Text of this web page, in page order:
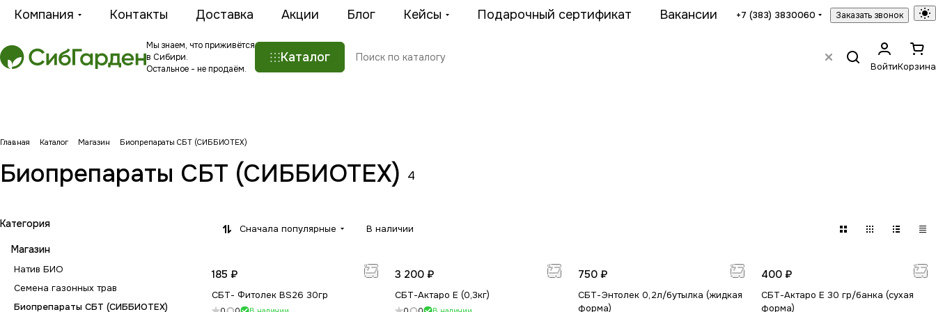
Компания Контакты Доставка Акции Блог Кейсы Подарочный сертификат Вакансии +7 (383) 3830060 Заказать звонок
Мы знаем, что приживётся
в Сибири.
Остальное - не продаём.
Каталог
ВойтиКорзина
Главная Каталог Магазин Биопрепараты СБТ (СИББИОТЕХ)
Биопрепараты СБТ (СИББИОТЕХ) 4
Сначала популярные В наличии
185 ₽
СБТ- Фитолек BS26 30гр
3 200 ₽
СБТ-Актаро Е (0,3кг)
750 ₽
СБТ-Энтолек 0,2л/бутылка (жидкая
форма)
400 ₽
СБТ-Актаро Е 30 гр/банка (сухая
форма)
Категория
Магазин
Натив БИО
Семена газонных трав
Биопрепараты СБТ (СИББИОТЕХ)